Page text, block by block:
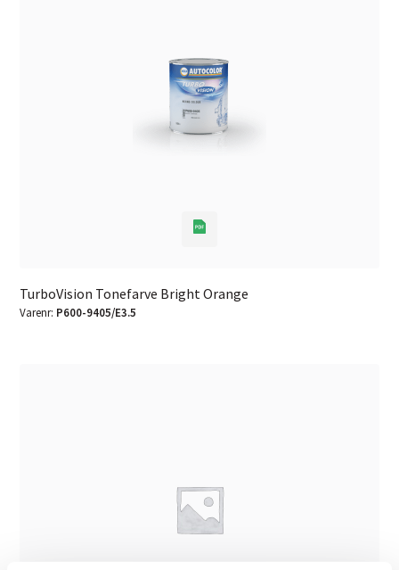
TurboVision Tonefarve Bright Orange
Varenr: P600-9405/E3.5